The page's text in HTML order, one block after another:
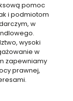
pomoc
i podmiotom
w
wysoki
w
zapewniamy
prawnej,